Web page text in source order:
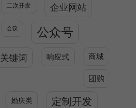
二次开发 企业网站
会议 公众号
关键词 响应式 商城
团购
婚庆类 定制开发